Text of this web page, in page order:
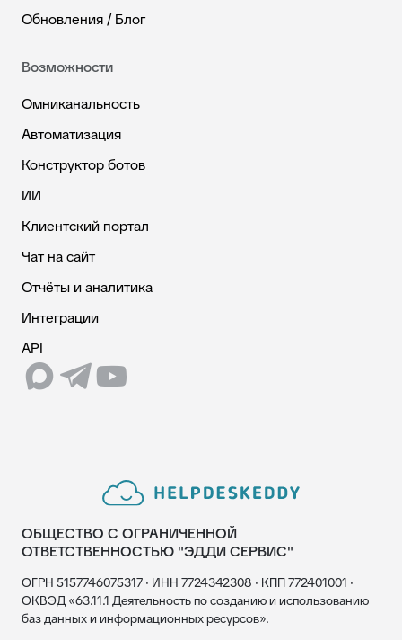
Обновления / Блог
Возможности
Омниканальность
Автоматизация
Конструктор ботов
ИИ
Клиентский портал
Чат на сайт
Отчёты и аналитика
Интеграции
API
ОБЩЕСТВО С ОГРАНИЧЕННОЙ
ОТВЕТСТВЕННОСТЬЮ "ЭДДИ СЕРВИС"
ОГРН 5157746075317 · ИНН 7724342308 · КПП 772401001 ·
ОКВЭД «63.11.1 Деятельность по созданию и использованию
баз данных и информационных ресурсов».